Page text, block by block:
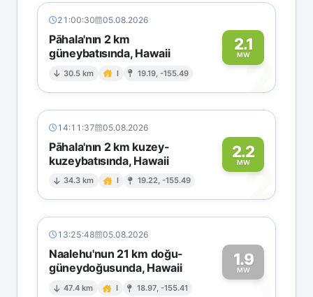
21:00:30 05.08.2026
Pāhala'nın 2 km
güneybatısında, Hawaii
30.5 km I 19.19, -155.49
2.1
MW
2
14:11:37 05.08.2026
Pāhala'nın 2 km kuzey-
kuzeybatısında, Hawaii
34.3 km I 19.22, -155.49
2.2
MW2
13:25:48 05.08.2026
Naalehu'nun 21 km doğu-
güneydoğusunda, Hawaii
47.4 km I 18.97, -155.41
1.9
MW